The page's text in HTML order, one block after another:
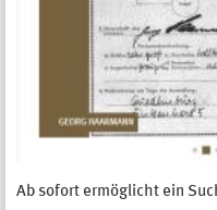
Ab sofort ermöglicht ein